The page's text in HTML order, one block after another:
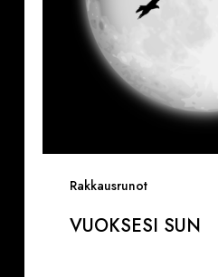
Rakkausrunot
VUOKSESI SUN